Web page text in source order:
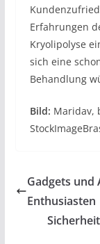
Erfahrungen
Kryolipolyse
sich eine
Behandlung
Bild: Maridav,
Gadgets
Enthusiasten